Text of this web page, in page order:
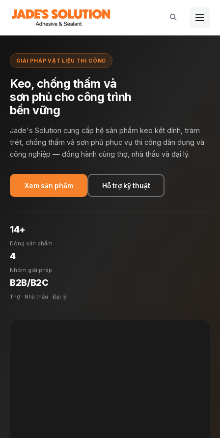
GIẢI PHÁP VẬT LIỆU THI CÔNG
Keo, chống thấm và
sơn phủ cho công trình
bền vững
Jade's Solution cung cấp hệ sản phẩm keo kết dính, trám
trét, chống thấm và sơn phủ phục vụ thi công dân dụng và
công nghiệp — đồng hành cùng thợ, nhà thầu và đại lý.
Xem sản phẩm Hỗ trợ kỹ thuật
14+
Dòng sản phẩm
4
Nhóm giải pháp
B2B/B2C
Thợ · Nhà thầu · Đại lý